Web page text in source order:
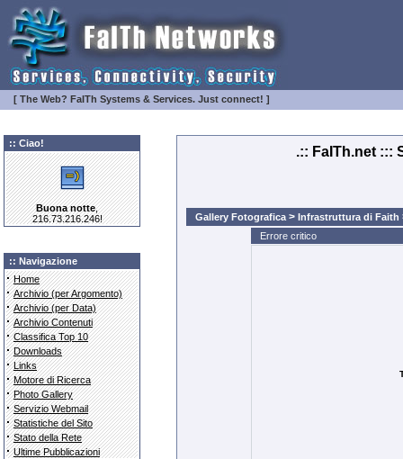
[ The Web? FaITh Systems & Services. Just connect! ]
:: Ciao!
Buona notte,
216.73.216.246!
:: Navigazione
· Home
· Archivio (per Argomento)
· Archivio (per Data)
· Archivio Contenuti
· Classifica Top 10
· Downloads
· Links
· Motore di Ricerca
· Photo Gallery
· Servizio Webmail
· Statistiche del Sito
· Stato della Rete
· Ultime Pubblicazioni
.:: FaITh.net :::
Gallery Fotografica> Infrastruttura di Faith
Errore critico